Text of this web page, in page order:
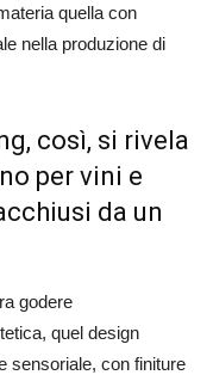
quella con
nella produzione di
così, si rivela
per vini e
da un
godere
quel design
sensoriale, con finiture